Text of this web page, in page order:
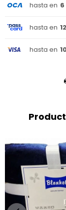
hasta en 6
hasta en 12
hasta en